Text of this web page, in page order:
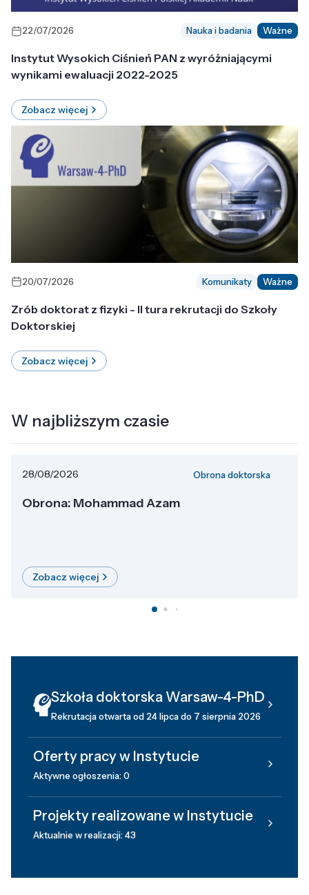
22/07/2026 Nauka i badania Ważne
Instytut Wysokich Ciśnień PAN z wyróżniającymi
wynikami ewaluacji 2022-2025
Zobacz więcej
20/07/2026 Komunikaty Ważne
Zrób doktorat z fizyki - II tura rekrutacji do Szkoły
Doktorskiej
Zobacz więcej
W najbliższym czasie
28/08/2026 Obrona doktorska
Obrona: Mohammad Azam
Zobacz więcej
Szkoła doktorska Warsaw-4-PhD
Rekrutacja otwarta od 24 lipca do 7 sierpnia 2026
Oferty pracy w Instytucie
Aktywne ogłoszenia: 0
Projekty realizowane w Instytucie
Aktualnie w realizacji: 43